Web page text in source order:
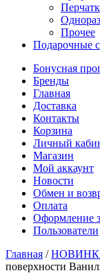
Прочее
Подарочные
Бонусная
Бренды
Главная
Доставка
Контакты
Корзина
Личный
Магазин
Мой аккаунт
Новости
Обмен и
Оплата
Оформление
Пользователи
Главная /
поверхности